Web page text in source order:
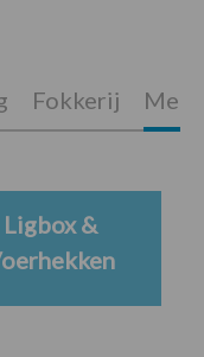
Fokkerij
Ligbox &